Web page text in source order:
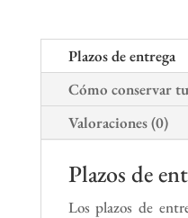
cantidad
Plazos de entrega
Cómo conservar
Valoraciones (0)
Plazos de
Los plazos de